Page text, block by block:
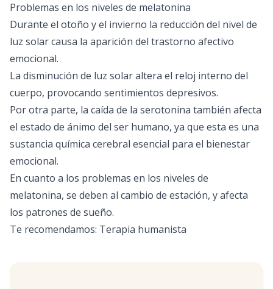
Problemas en los niveles de melatonina
Durante el otoño y el invierno la reducción del nivel de
luz solar causa la aparición del trastorno afectivo
emocional.
La disminución de luz solar altera el reloj interno del
cuerpo, provocando sentimientos depresivos.
Por otra parte, la caída de la serotonina también afecta
el estado de ánimo del ser humano, ya que esta es una
sustancia química cerebral esencial para el bienestar
emocional.
En cuanto a los problemas en los niveles de
melatonina, se deben al cambio de estación, y afecta
los patrones de sueño.
Te recomendamos: Terapia humanista